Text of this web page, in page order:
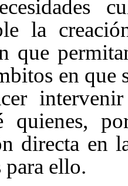
la
que
en que
quienes,
directa en
para ello.